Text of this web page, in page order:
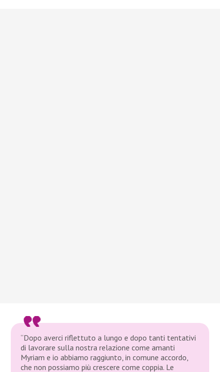
“Dopo averci riflettuto a lungo e dopo tanti tentativi
di lavorare sulla nostra relazione come amanti
Myriam e io abbiamo raggiunto, in comune accordo,
che non possiamo più crescere come coppia. Le